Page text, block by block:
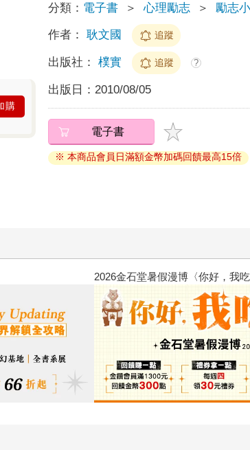
購
分類： 電子書 ＞ 心理勵志 ＞ 勵志
作者： 耿文國 追蹤
出版社： 樸實 追蹤 ?
出版日： 2010/08/05
電子書
※ 本商品會員日滿額金幣加碼回饋最高15倍
金石堂2026海外優惠：電子書